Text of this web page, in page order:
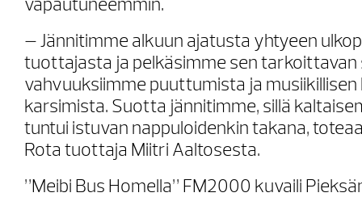
vapautuneemmin.
– Jännitimme alkuun ajatusta yhtyeen
tuottajasta ja pelkäsimme sen tarkoittavan
vahvuuksiimme puuttumista ja
karsimista. Suotta jännitimme, sillä
tuntui istuvan nappuloidenkin takana,
Rota tuottaja Miitri Aaltosesta.
”Meibi Bus Homella” FM2000 kuvaili